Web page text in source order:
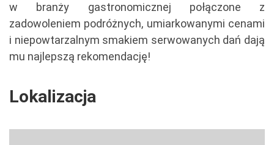
w branży gastronomicznej połączone z
zadowoleniem podróżnych, umiarkowanymi cenami
i niepowtarzalnym smakiem serwowanych dań dają
mu najlepszą rekomendację!
Lokalizacja